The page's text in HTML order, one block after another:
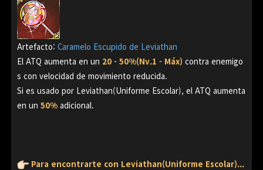
Artefacto: Caramelo Escupido de Leviathan
El ATQ aumenta en un 20 - 50%(Nv.1 - Máx) contra enemigo
s con velocidad de movimiento reducida.
Si es usado por Leviathan(Uniforme Escolar), el ATQ aumenta
en un 50% adicional.
Para encontrarte con Leviathan(Uniforme Escolar)...